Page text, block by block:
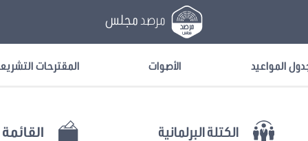
مرصد مجلس
المواعيد الأصوات المقترحات
الكتلة البرلمانية القائمة